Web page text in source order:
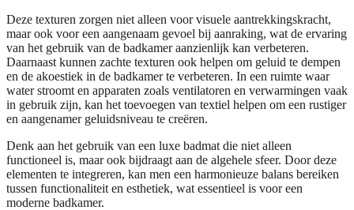
Deze texturen zorgen niet alleen voor visuele aantrekkingskracht,
maar ook voor een aangenaam gevoel bij aanraking, wat de ervaring
van het gebruik van de badkamer aanzienlijk kan verbeteren.
Daarnaast kunnen zachte texturen ook helpen om geluid te dempen
en de akoestiek in de badkamer te verbeteren. In een ruimte waar
water stroomt en apparaten zoals ventilatoren en verwarmingen vaak
in gebruik zijn, kan het toevoegen van textiel helpen om een rustiger
en aangenamer geluidsniveau te creëren.
Denk aan het gebruik van een luxe badmat die niet alleen
functioneel is, maar ook bijdraagt aan de algehele sfeer. Door deze
elementen te integreren, kan men een harmonieuze balans bereiken
tussen functionaliteit en esthetiek, wat essentieel is voor een
moderne badkamer.